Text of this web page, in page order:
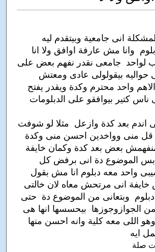
انى جامعية وبيتقدم ليه
وانا مش عارفة اوافق ولا انا
لواحد جامعى نقدر نفهم بعض على
بيقولولى عادى ومعتش
واحد محترم وكدة ويقدر يفتح
كتير بيوافقو على الدبلومات
اندم بعد كدة وازعل مثلا لو شوفت
منى وواخدين احسن منى وكدة
بعض بعد كدة وكمان خايفة
بس الموضوع دة انى برفض كل
واحد معه دبلوم انا مش بقول
انى مرتحش معاه لان خالتى
دبلوم وبتعانى من الموضوع دة حتى
الجوازوجوزها بيحسسها انها هى
وهو اللى معه كلية وانه احسن منها
ايه
صلة